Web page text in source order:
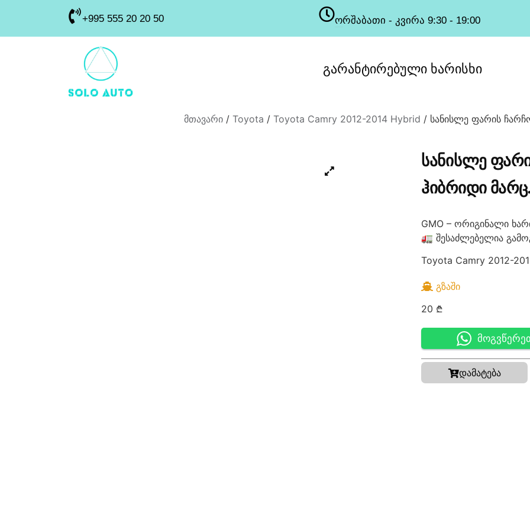
+995 555 20 20 50 ორშაბათი - კვირა 9:30 - 19:00
გარანტირებული ხარისხი
მთავარი/ Toyota / Toyota Camry 2012-2014 Hybrid / სანისლე ფარის
ᲡᲐᲜᲘᲡᲚᲔ
ᲰᲘᲑᲠᲘᲓᲘ
GMO – ორიგინალი
🚛 შესაძლებელია
Toyota Camry 2012-
ᲒᲖᲐᲨᲘ
20 ₾
დამატება